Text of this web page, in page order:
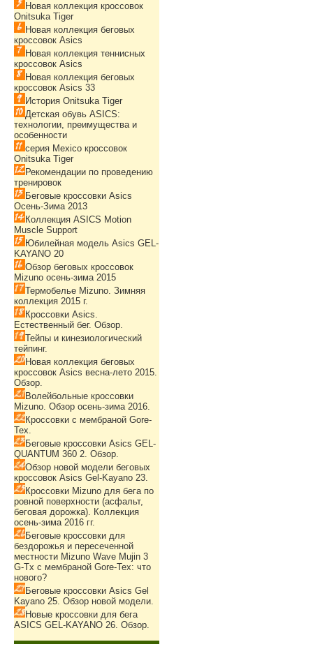
Новая коллекция кроссовок
Onitsuka Tiger
Новая коллекция беговых
кроссовок Asics
Новая коллекция теннисных
кроссовок Asics
Новая коллекция беговых
кроссовок Asics 33
История Onitsuka Tiger
Детская обувь ASICS:
технологии, преимущества и
особенности
серия Mexico кроссовок
Onitsuka Tiger
Рекомендации по проведению
тренировок
Беговые кроссовки Asics
Осень-Зима 2013
Коллекция ASICS Motion
Muscle Support
Юбилейная модель Asics GEL-
KAYANO 20
Обзор беговых кроссовок
Mizuno осень-зима 2015
Термобелье Mizuno. Зимняя
коллекция 2015 г.
Кроссовки Asics.
Естественный бег. Обзор.
Тейпы и кинезиологический
тейпинг.
Новая коллекция беговых
кроссовок Asics весна-лето 2015.
Обзор.
Волейбольные кроссовки
Mizuno. Обзор осень-зима 2016.
Кроссовки с мембраной Gore-
Tex.
Беговые кроссовки Asics GEL-
QUANTUM 360 2. Обзор.
Обзор новой модели беговых
кроссовок Asics Gel-Kayano 23.
Кроссовки Mizuno для бега по
ровной поверхности (асфальт,
беговая дорожка). Коллекция
осень-зима 2016 гг.
Беговые кроссовки для
бездорожья и пересеченной
местности Mizuno Wave Mujin 3
G-Tx с мембраной Gore-Tex: что
нового?
Беговые кроссовки Asics Gel
Kayano 25. Обзор новой модели.
Новые кроссовки для бега
ASICS GEL-KAYANO 26. Обзор.